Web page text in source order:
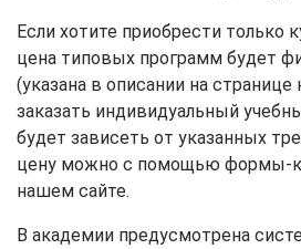
Если хотите приобрести только
цена типовых программ будет
(указана в описании на
заказать индивидуальный
будет зависеть от указанных
цену можно с помощью формы-
нашем сайте.
В академии предусмотрена